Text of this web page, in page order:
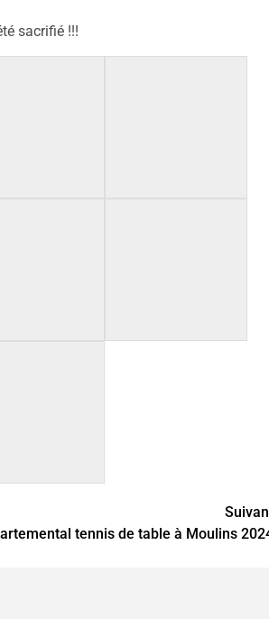
sacrifié !!!
tennis de table à Moulins